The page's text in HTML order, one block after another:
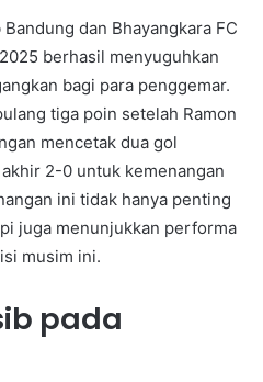
dan Bhayangkara FC
berhasil menyuguhkan
bagi para penggemar.
tiga poin setelah Ramon
mencetak dua gol
2-0 untuk kemenangan
ini tidak hanya penting
juga menunjukkan performa
musim ini.
pada